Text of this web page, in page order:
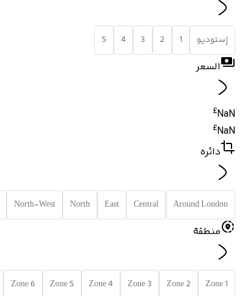
إستوديو 1
2
3
4
5
السعر
NaN
£
NaN
£
دائره
Around London
Central
East
North
North-West
منطقة
Zone 1
Zone 2
Zone 3
Zone 4
Zone 5
Zone 6